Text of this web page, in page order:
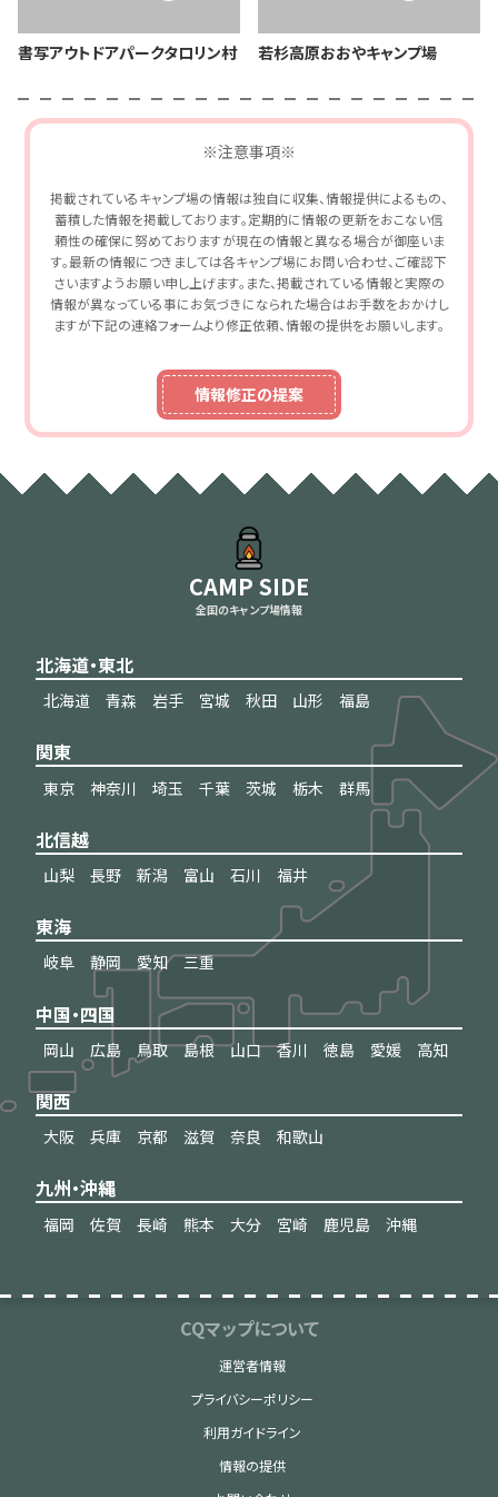
書写アウトドアパークタロリン村 若杉高原おおやキャンプ場
※注意事項※
掲載されているキャンプ場の情報は独自に収集、情報提供によるもの、
蓄積した情報を掲載しております。定期的に情報の更新をおこない信
頼性の確保に努めておりますが現在の情報と異なる場合が御座いま
す。最新の情報につきましては各キャンプ場にお問い合わせ、ご確認下
さいますようお願い申し上げます。また、掲載されている情報と実際の
情報が異なっている事にお気づきになられた場合はお手数をおかけし
ますが下記の連絡フォームより修正依頼、情報の提供をお願いします。
情報修正の提案
CAMP SIDE
全国のキャンプ場情報
北海道・東北
北海道 青森 岩手 宮城 秋田 山形 福島
関東
東京 神奈川 埼玉 千葉 茨城 栃木 群馬
北信越
山梨 長野 新潟 富山 石川 福井
東海
岐阜 静岡 愛知 三重
中国・四国
岡山 広島 鳥取 島根 山口 香川 徳島 愛媛 高知
関西
大阪 兵庫 京都 滋賀 奈良 和歌山
九州・沖縄
福岡 佐賀 長崎 熊本 大分 宮崎 鹿児島 沖縄
CQマップについて
運営者情報
プライバシーポリシー
利用ガイドライン
情報の提供